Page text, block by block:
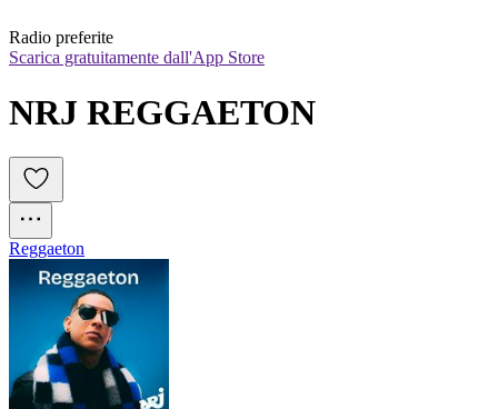
Radio preferite
Scarica gratuitamente dall'App Store
NRJ REGGAETON
Reggaeton